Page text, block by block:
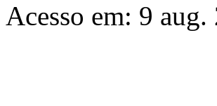
Acesso em: 9 aug.